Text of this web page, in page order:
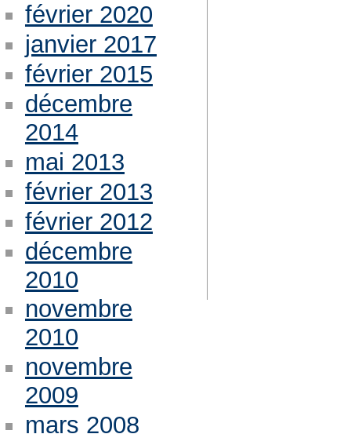
février 2020
janvier 2017
février 2015
décembre
2014
mai 2013
février 2013
février 2012
décembre
2010
novembre
2010
novembre
2009
mars 2008